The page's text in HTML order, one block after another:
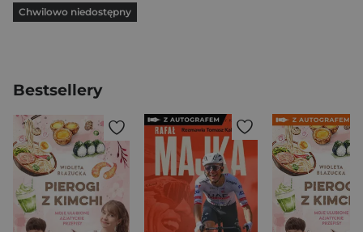
Chwilowo niedostępny
Bestsellery